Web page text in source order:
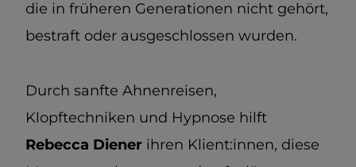
die in früheren Generationen nicht gehört,
bestraft oder ausgeschlossen wurden.
Durch sanfte Ahnenreisen,
Klopftechniken und Hypnose hilft
Rebecca Diener ihren Klient:innen, diese